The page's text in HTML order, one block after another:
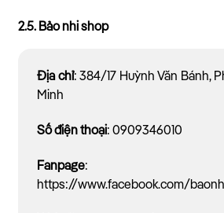
2.5. Bảo nhi shop
Địa chỉ: 384/17 Huỳnh Văn Bánh,
Minh
Số điện thoại: 0909346010
Fanpage:
https://www.facebook.com/